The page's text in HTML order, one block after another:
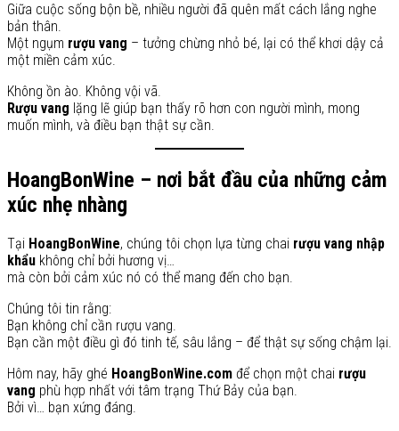
Giữa cuộc sống bộn bề, nhiều người đã quên mất cách lắng nghe
bản thân.
Một ngụm rượu vang – tưởng chừng nhỏ bé, lại có thể khơi dậy cả
một miền cảm xúc.
Không ồn ào. Không vội vã.
Rượu vang lặng lẽ giúp bạn thấy rõ hơn con người mình, mong
muốn mình, và điều bạn thật sự cần.
HoangBonWine – nơi bắt đầu của những cảm
xúc nhẹ nhàng
Tại HoangBonWine, chúng tôi chọn lựa từng chai rượu vang nhập
khẩu không chỉ bởi hương vị…
mà còn bởi cảm xúc nó có thể mang đến cho bạn.
Chúng tôi tin rằng:
Bạn không chỉ cần rượu vang.
Bạn cần một điều gì đó tinh tế, sâu lắng – để thật sự sống chậm lại.
Hôm nay, hãy ghé HoangBonWine.com để chọn một chai rượu
vang phù hợp nhất với tâm trạng Thứ Bảy của bạn.
Bởi vì… bạn xứng đáng.